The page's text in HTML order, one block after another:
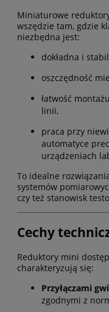
Miniaturowe
wszędzie tam, gdzie
niezbędna jest:
dokładna i
oszczędność
łatwość
linii,
praca przy
automatyce
urządzeniach
To idealne
systemów
czy też stanowisk
Cechy
Reduktory mini
charakteryzują się:
Przyłączami
zgodnymi z